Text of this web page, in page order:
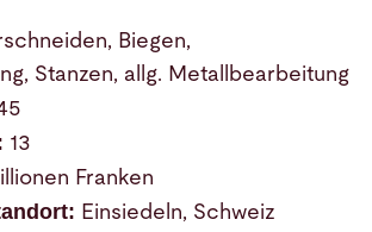
Biegen,
Stanzen, allg. Metallbearbeitung
13
Franken
Einsiedeln, Schweiz